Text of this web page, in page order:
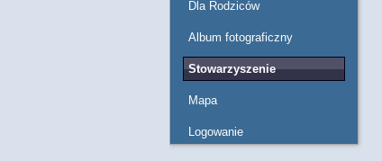
Dla Rodziców
Album fotograficzny
Stowarzyszenie
Mapa
Logowanie